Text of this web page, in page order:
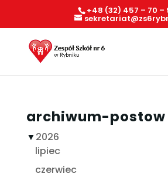
+48 (32) 457 – 70 –
archiwum-postow
▼2026
lipiec
czerwiec